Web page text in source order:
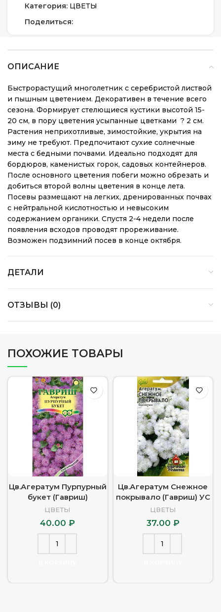
Категория: ЦВЕТЫ
Поделиться:
ОПИСАНИЕ
Быстрорастущий многолетник с серебристой листвой
и пышным цветением. Декоративен в течение всего
сезона. Формирует стелющиеся кустики высотой 15-
20 см, в пору цветения усыпанные цветками ? 2 см.
Растения неприхотливые, зимостойкие, укрытия на
зиму не требуют. Предпочитают сухие солнечные
места с бедными почвами. Идеально подходят для
бордюров, каменистых горок, садовых контейнеров.
После основного цветения побеги можно обрезать и
добиться второй волны цветения в конце лета.
Посевы размещают на легких, дренированных почвах
с нейтральной кислотностью и невысоким
содержанием органики. Спустя 2-4 недели после
появления всходов проводят прореживание.
Возможен подзимний посев в конце октября.
ДЕТАЛИ
ОТЗЫВЫ (0)
ПОХОЖИЕ ТОВАРЫ
Цв.Агератум Пурпурный
букет (Гавриш)
ЦВЕТЫ
40.00₽
Цв.Агератум Снежное
покрывало (Гавриш) УС
ЦВЕТЫ
37.00 ₽